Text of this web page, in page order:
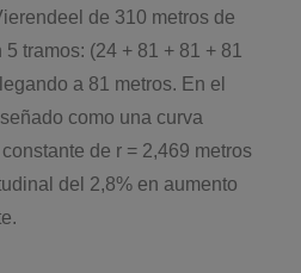
de 310 metros de
tramos: (24 + 81 + 81 + 81
a 81 metros. En el
como una curva
de r = 2,469 metros
del 2,8% en aumento